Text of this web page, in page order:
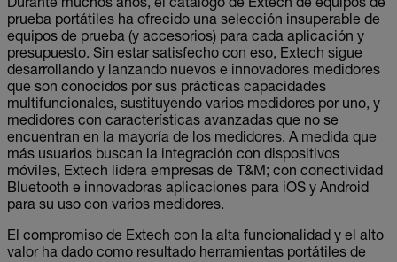
Durante muchos años, el catálogo de Extech de equipos de
prueba portátiles ha ofrecido una selección insuperable de
equipos de prueba (y accesorios) para cada aplicación y
presupuesto. Sin estar satisfecho con eso, Extech sigue
desarrollando y lanzando nuevos e innovadores medidores
que son conocidos por sus prácticas capacidades
multifuncionales, sustituyendo varios medidores por uno, y
medidores con características avanzadas que no se
encuentran en la mayoría de los medidores. A medida que
más usuarios buscan la integración con dispositivos
móviles, Extech lidera empresas de T&M; con conectividad
Bluetooth e innovadoras aplicaciones para iOS y Android
para su uso con varios medidores.
El compromiso de Extech con la alta funcionalidad y el alto
valor ha dado como resultado herramientas portátiles de